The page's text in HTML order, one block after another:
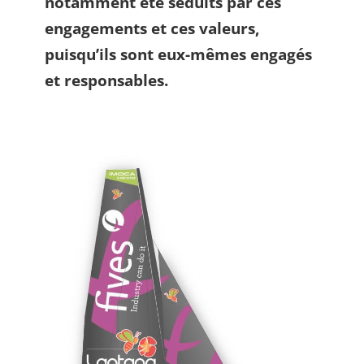
engagements et ces valeurs,
puisqu’ils sont eux-mêmes engagés
et responsables.